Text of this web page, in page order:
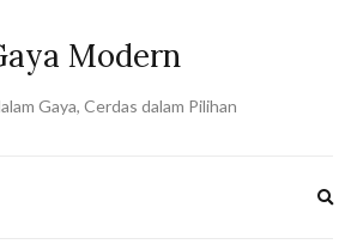
Modern
Gaya, Cerdas dalam Pilihan